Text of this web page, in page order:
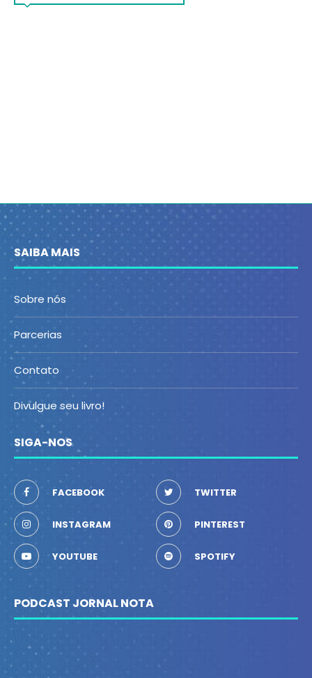
SAIBA MAIS
Sobre nós
Parcerias
Contato
Divulgue seu livro!
SIGA-NOS
FACEBOOK TWITTER
INSTAGRAM PINTEREST
YOUTUBE SPOTIFY
PODCAST JORNAL NOTA